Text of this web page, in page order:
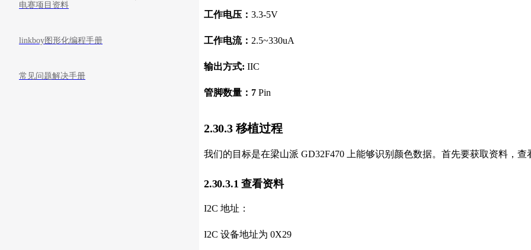
电赛项目资料
linkboy图形化编程手册
常见问题解决手册
工作电压： 3.3-5V
工作电流： 2.5~330uA
输出方式: IIC
管脚数量：7 Pin
2.30.3 移植过程
我们的目标是在梁山派 GD32F470 上能够识别颜色数据。首先要获取资料，
2.30.3.1 查看资料
I2C 地址：
I2C 设备地址为 0X29